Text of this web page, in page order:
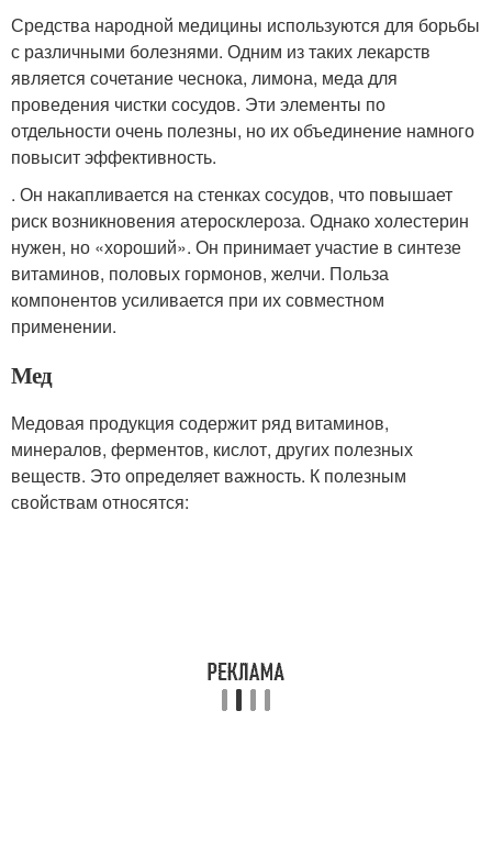
Средства народной медицины используются для борьбы
с различными болезнями. Одним из таких лекарств
является сочетание чеснока, лимона, меда для
проведения чистки сосудов. Эти элементы по
отдельности очень полезны, но их объединение намного
повысит эффективность.
. Он накапливается на стенках сосудов, что повышает
риск возникновения атеросклероза. Однако холестерин
нужен, но «хороший». Он принимает участие в синтезе
витаминов, половых гормонов, желчи. Польза
компонентов усиливается при их совместном
применении.
Мед
Медовая продукция содержит ряд витаминов,
минералов, ферментов, кислот, других полезных
веществ. Это определяет важность. К полезным
свойствам относятся: